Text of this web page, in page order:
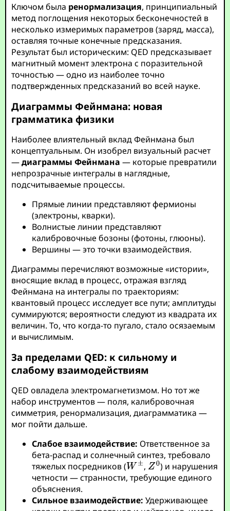
Ключом была ренормализация, принципиальный
метод поглощения некоторых бесконечностей в
несколько измеримых параметров (заряд, масса),
оставляя точные конечные предсказания.
Результат был историческим: QED предсказывает
магнитный момент электрона с поразительной
точностью — одно из наиболее точно
подтвержденных предсказаний во всей науке.
Диаграммы Фейнмана: новая
грамматика физики
Наиболее влиятельный вклад Фейнмана был
концептуальным. Он изобрел визуальный расчет
—диаграммы Фейнмана — которые превратили
непрозрачные интегралы в наглядные,
подсчитываемые процессы.
Прямые линии представляют фермионы
(электроны, кварки).
Волнистые линии представляют
калибровочные бозоны (фотоны, глюоны).
Вершины — это точки взаимодействия.
Диаграммы перечисляют возможные «истории»,
вносящие вклад в процесс, отражая взгляд
Фейнмана на интегралы по траекториям:
квантовый процесс исследует все пути; амплитуды
суммируются; вероятности следуют из квадрата их
величин. То, что когда-то пугало, стало осязаемым
и вычислимым.
За пределами QED: к сильному и
слабому взаимодействиям
QED овладела электромагнетизмом. Но тот же
набор инструментов — поля, калибровочная
симметрия, ренормализация, диаграмматика —
мог пойти дальше.
Слабое взаимодействие: Ответственное за
бета-распад и солнечный синтез, требовало
тяжелых посредников (
,
) и нарушения
четности — странности, требующие единого
объяснения.
Сильное взаимодействие: Удерживающее